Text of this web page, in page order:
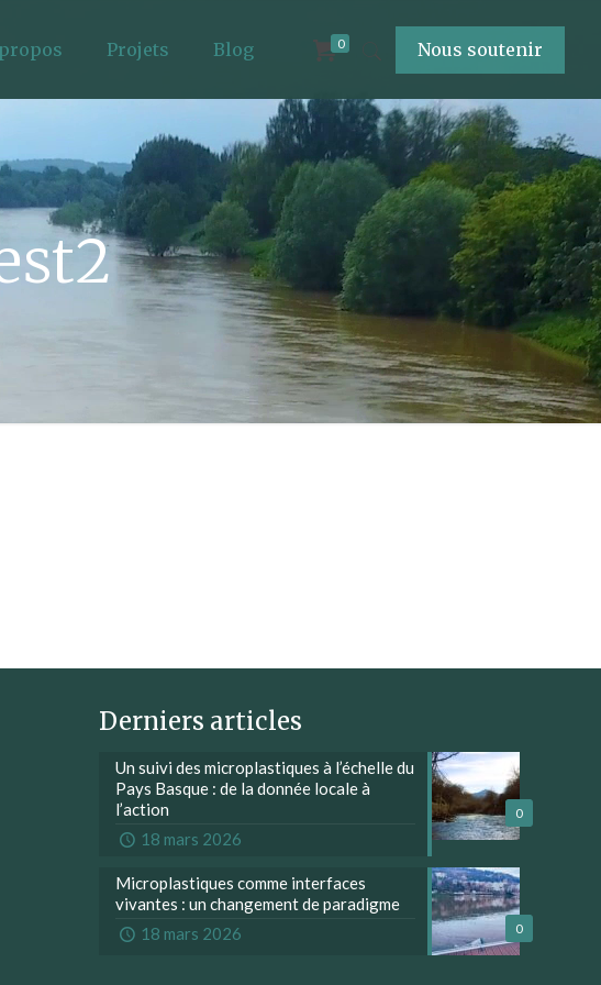
Projets Blog 0 Nous soutenir
Derniers articles
0
Un suivi des microplastiques à l’échelle du
Pays Basque : de la donnée locale à
l’action
18 mars 2026
0
Microplastiques comme interfaces
vivantes : un changement de paradigme
18 mars 2026